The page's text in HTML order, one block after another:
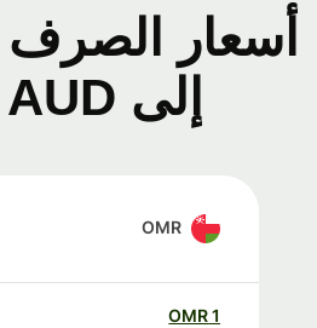
إلى AUD اليوم
OMR
OMR